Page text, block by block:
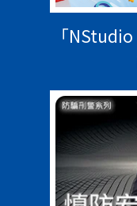
「